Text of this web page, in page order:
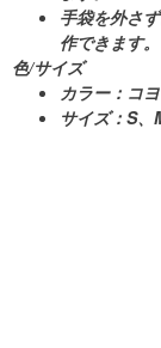
手袋を外さ
作できます。
色/サイズ
カラー：コ
サイズ：S、